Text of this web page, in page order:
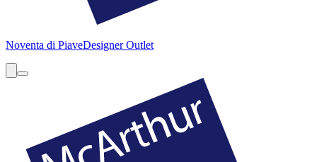
Noventa di PiaveDesigner Outlet